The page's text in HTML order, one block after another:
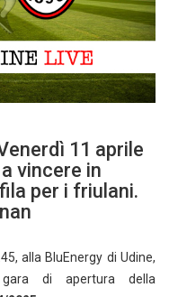
11 aprile
vincere in
per i friulani.
alla BluEnergy di Udine,
di apertura della